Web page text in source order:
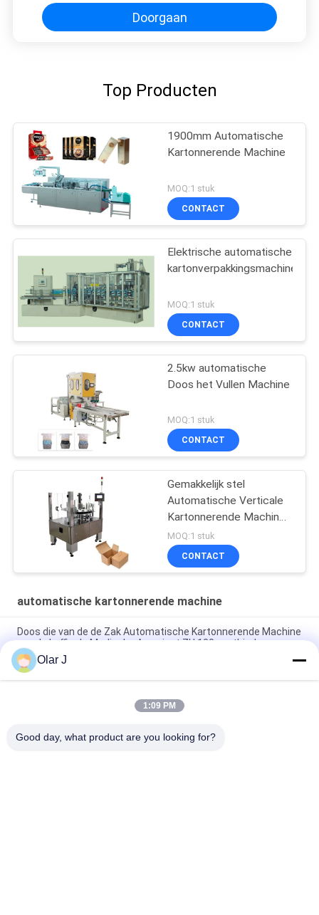
Doorgaan
Top Producten
1900mm Automatische
Kartonnerende Machine
MOQ:1 stuk
CONTACT
Elektrische automatische
kartonverpakkingsmachine
MOQ:1 stuk
CONTACT
2.5kw automatische
Doos het Vullen Machine
MOQ:1 stuk
CONTACT
Gemakkelijk stel
Automatische Verticale
Kartonnerende Machine
20-50 Dozen/Minuut in
werking
MOQ:1 stuk
CONTACT
automatische kartonnerende machine
Doos die van de de Zak Automatische Kartonnerende Machine
van de koffie de Medische Aanwinst ZH 100 vastbinden
PLC de Verpakkingsmachine die van de Microcomputer
volledig Automatische Doos KXZ 250B vastbinden
Masker van het de Doos Vullende Condoom van de masker het
Olar J
1:09 PM
Good day, what product are you looking for?